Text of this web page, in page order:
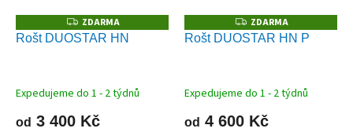
Z
D
A
ZDARMA
Rošt DUOSTAR HN
Expedujeme do 1 - 2 týdnů
od 3 400 Kč
Z
D
A
ZDARMA
Rošt DUOSTAR HN P
Expedujeme do 1 - 2 týdnů
od 4 600 Kč